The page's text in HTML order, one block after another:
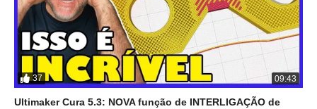
37 09:43
Ultimaker Cura 5.3: NOVA função de INTERLIGAÇÃO de